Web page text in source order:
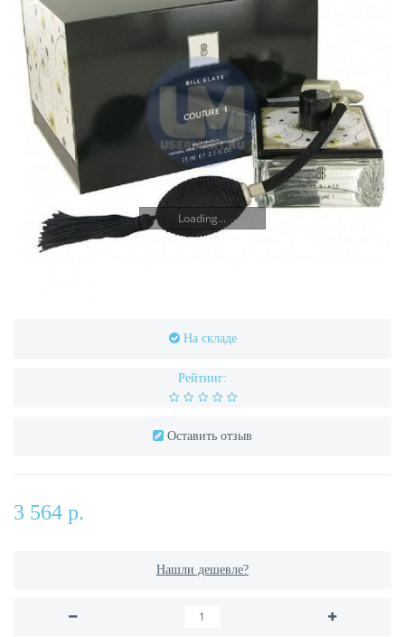
Loading...
На складе
Рейтинг:
Оставить отзыв
3 564 р.
Нашли дешевле?